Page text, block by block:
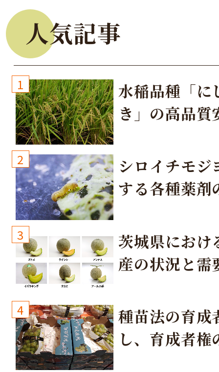
人気記事
1
水稲品種「に
き」の高品質
2
シロイチモジ
する各種薬剤
3
茨城県におけ
産の状況と需
4
種苗法の育成
し、育成者権